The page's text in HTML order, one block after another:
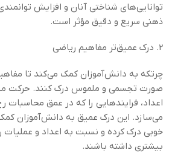
توانایی‌های شناختی آنان و افزایش
ذهنی سریع و دقیق مؤثر است.
2. درک عمیق‌تر مفاهیم ریاضی
چرتکه به دانش‌آموزان کمک می‌کند تا
صورت تجسمی و ملموس درک کنند. حرکت
اعداد، فرایندهایی را که در عمق محاسبات
می‌سازد. این درک عمیق به دانش‌آموزان
خوبی درک کرده و نسبت به اعداد و
بیشتری داشته باشند.